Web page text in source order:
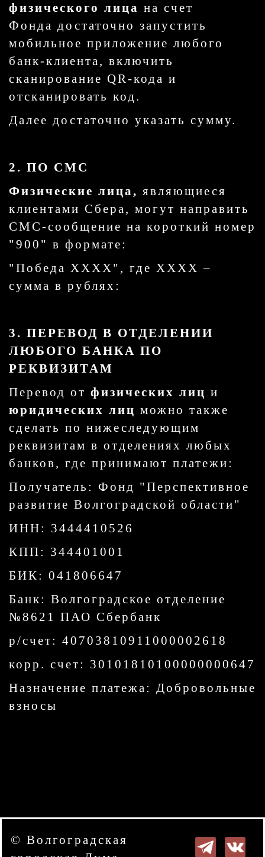
физического лица на счет
Фонда достаточно запустить
мобильное приложение любого
банк-клиента, включить
сканирование QR-кода и
отсканировать код.
Далее достаточно указать сумму.
2. ПО СМС
Физические лица, являющиеся
клиентами Сбера, могут направить
СМС-сообщение на короткий номер
"900" в формате:
"Победа ХХХХ", где ХХХХ –
сумма в рублях:
3. ПЕРЕВОД В ОТДЕЛЕНИИ
ЛЮБОГО БАНКА ПО
РЕКВИЗИТАМ
Перевод от физических лиц и
юридических лиц можно также
сделать по нижеследующим
реквизитам в отделениях любых
банков, где принимают платежи:
Получатель: Фонд "Перспективное
развитие Волгоградской области"
ИНН: 3444410526
КПП: 344401001
БИК: 041806647
Банк: Волгоградское отделение
№8621 ПАО Сбербанк
р/счет: 40703810911000002618
корр. счет: 30101810100000000647
Назначение платежа: Добровольные
взносы
© Волгоградская